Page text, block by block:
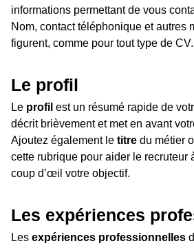
informations permettant de vous
Nom, contact téléphonique et autres
figurent, comme pour tout type de CV.
Le profil
Le profil est un résumé rapide de
décrit brièvement et met en avant
Ajoutez également le titre du métier
cette rubrique pour aider le recruteur
coup d’œil votre objectif.
Les expériences
Les expériences professionnelles